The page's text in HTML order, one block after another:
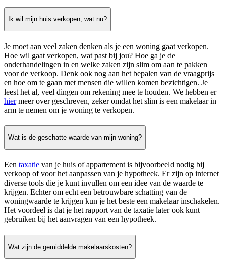
Ik wil mijn huis verkopen, wat nu?
Je moet aan veel zaken denken als je een woning gaat verkopen.
Hoe wil gaat verkopen, wat past bij jou? Hoe ga je de
onderhandelingen in en welke zaken zijn slim om aan te pakken
voor de verkoop. Denk ook nog aan het bepalen van de vraagprijs
en hoe om te gaan met mensen die willen komen bezichtigen. Je
leest het al, veel dingen om rekening mee te houden. We hebben er
hiermeer over geschreven, zeker omdat het slim is een makelaar in
arm te nemen om je woning te verkopen.
Wat is de geschatte waarde van mijn woning?
Een taxatie van je huis of appartement is bijvoorbeeld nodig bij
verkoop of voor het aanpassen van je hypotheek. Er zijn op internet
diverse tools die je kunt invullen om een idee van de waarde te
krijgen. Echter om echt een betrouwbare schatting van de
woningwaarde te krijgen kun je het beste een makelaar inschakelen.
Het voordeel is dat je het rapport van de taxatie later ook kunt
gebruiken bij het aanvragen van een hypotheek.
Wat zijn de gemiddelde makelaarskosten?